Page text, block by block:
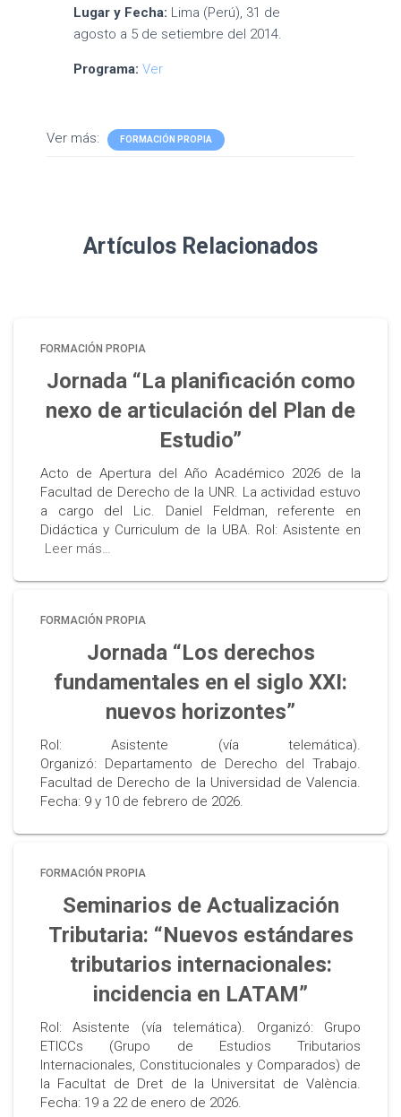
Lugar y Fecha: Lima (Perú), 31 de
agosto a 5 de setiembre del 2014.
Programa: Ver
Ver más: FORMACIÓN PROPIA
Artículos Relacionados
FORMACIÓN PROPIA
Jornada “La planificación como
nexo de articulación del Plan de
Estudio”
Acto de Apertura del Año Académico 2026 de la
Facultad de Derecho de la UNR. La actividad estuvo
a cargo del Lic. Daniel Feldman, referente en
Didáctica y Curriculum de la UBA. Rol: Asistente en
Leer más…
FORMACIÓN PROPIA
Jornada “Los derechos
fundamentales en el siglo XXI:
nuevos horizontes”
Rol: Asistente (vía telemática).
Organizó: Departamento de Derecho del Trabajo.
Facultad de Derecho de la Universidad de Valencia.
Fecha: 9 y 10 de febrero de 2026.
FORMACIÓN PROPIA
Seminarios de Actualización
Tributaria: “Nuevos estándares
tributarios internacionales:
incidencia en LATAM”
Rol: Asistente (vía telemática). Organizó: Grupo
ETICCs (Grupo de Estudios Tributarios
Internacionales, Constitucionales y Comparados) de
la Facultat de Dret de la Universitat de València.
Fecha: 19 a 22 de enero de 2026.